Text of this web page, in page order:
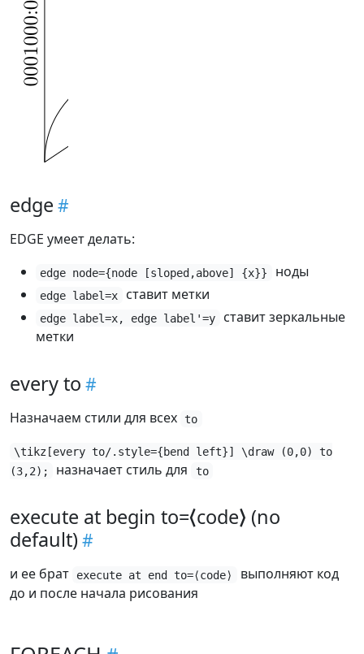
edge
EDGE умеет делать:
edge node={node [sloped,above] {x}} ноды
edge label=x ставит метки
edge label=x, edge label'=y
ставит зеркальные
метки
every to
Назначаем стили для всех to
\tikz[every to/.style={bend left}] \draw (0,0) to
(3,2);
назначает стиль для to
execute at begin to=⟨code⟩ (no
default)
и ее брат execute at end to=⟨code⟩
выполняют код
до и после начала рисования